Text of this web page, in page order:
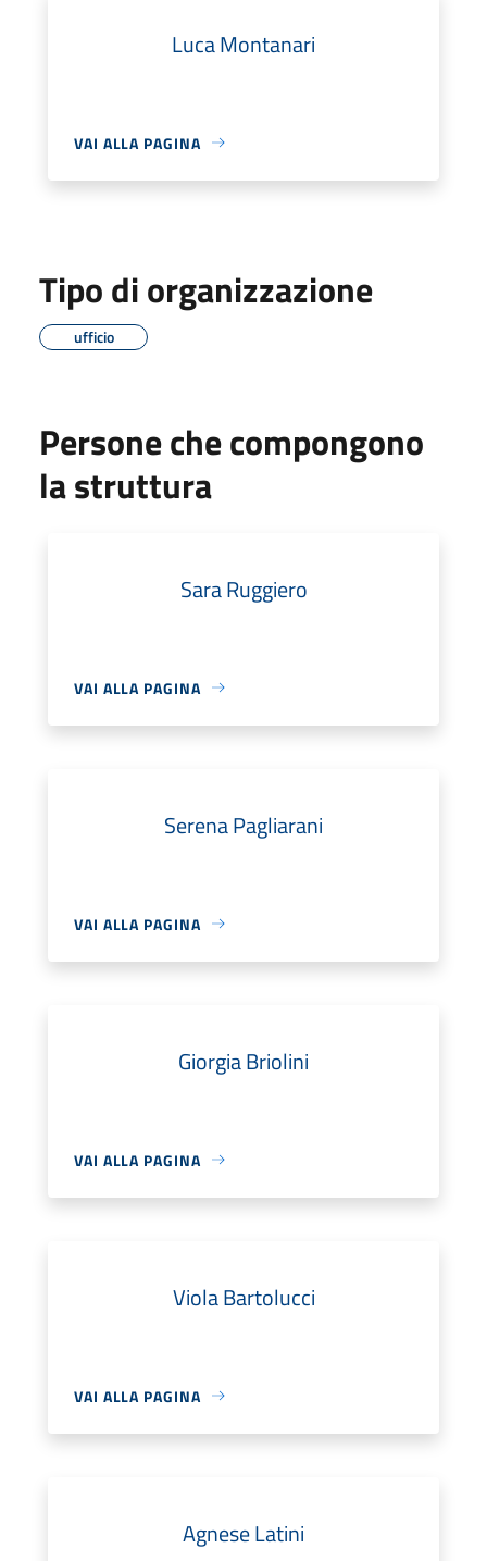
Luca Montanari
VAI ALLA PAGINA
Tipo di organizzazione
ufficio
Persone che compongono
la struttura
Sara Ruggiero
VAI ALLA PAGINA
Serena Pagliarani
VAI ALLA PAGINA
Giorgia Briolini
VAI ALLA PAGINA
Viola Bartolucci
VAI ALLA PAGINA
Agnese Latini